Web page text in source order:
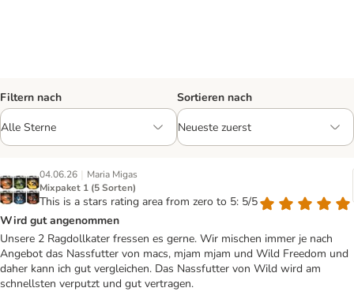
Filtern nach Sortieren nach
04.06.26 | Maria Migas
Mixpaket 1 (5 Sorten)
This is a stars rating area from zero to 5: 5/5
Wird gut angenommen
Unsere 2 Ragdollkater fressen es gerne. Wir mischen immer je nach
Angebot das Nassfutter von macs, mjam mjam und Wild Freedom und
daher kann ich gut vergleichen. Das Nassfutter von Wild wird am
schnellsten verputzt und gut vertragen.